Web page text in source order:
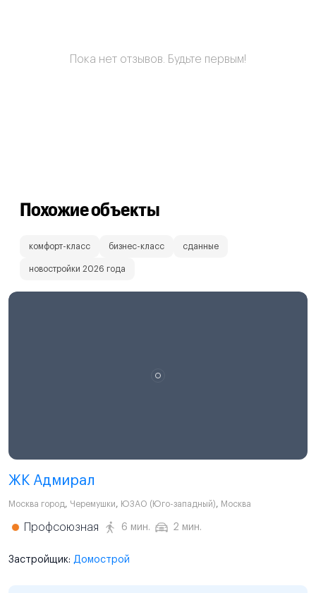
Пока нет отзывов. Будьте первым!
Похожие объекты
комфорт-класс бизнес-класс сданные
новостройки 2026 года
ЖК Адмирал
Москва город, Черемушки, ЮЗАО (Юго-западный), Москва
Профсоюзная 6 мин. 2 мин.
Застройщик: Домострой